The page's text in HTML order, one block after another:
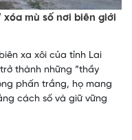
xóa mù số nơi biên giới
xa xôi của tỉnh Lai
thành những “thầy
phấn trắng, họ mang
cách số và giữ vững